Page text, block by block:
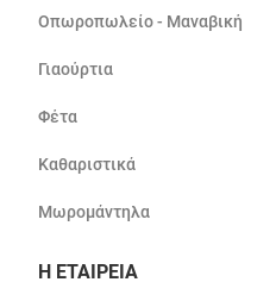
Οπωροπωλείο - Μαναβική
Γιαούρτια
Φέτα
Καθαριστικά
Μωρομάντηλα
Η ΕΤΑΙΡΕΙΑ